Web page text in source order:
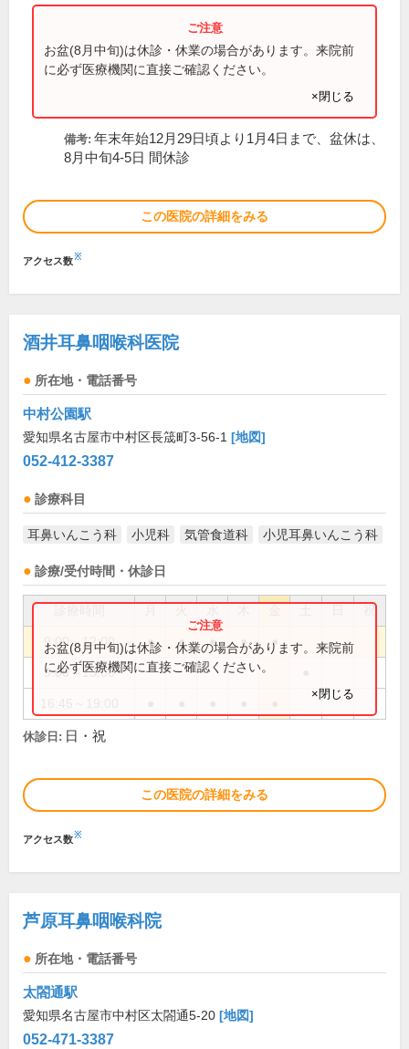
お盆(8月中旬)は休診・休業の場合があります。来院前
に必ず医療機関に直接ご確認ください。
×閉じる
備考: 年末年始12月29日頃より1月4日まで、盆休は、
8月中旬4-5日 間休診
この医院の詳細をみる
アクセス数※
酒井耳鼻咽喉科医院
所在地・電話番号
中村公園駅
愛知県名古屋市中村区長筬町3-56-1 [地図]
052-412-3387
診療科目
耳鼻いんこう科 小児科 気管食道科 小児耳鼻いんこう科
診療/受付時間・休診日
祝
9:00～12:00 ● ● ● ● ●
9:00～13:00
お盆(8月中旬)は休診・休業の場合があります。来院前
に必ず医療機関に直接ご確認ください。
×閉じる
休診日: 日・祝
この医院の詳細をみる
アクセス数※
芦原耳鼻咽喉科院
所在地・電話番号
太閤通駅
愛知県名古屋市中村区太閤通5-20 [地図]
052-471-3387